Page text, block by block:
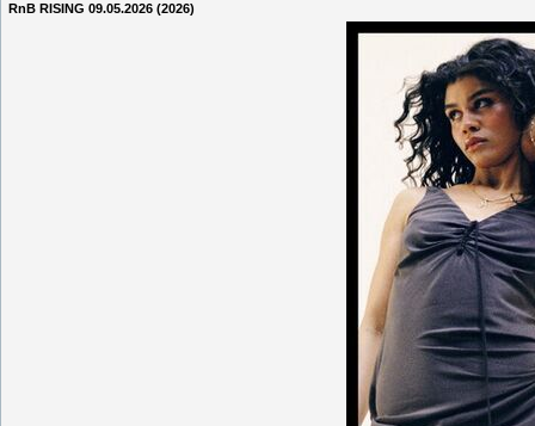
RnB RISING 09.05.2026 (2026)